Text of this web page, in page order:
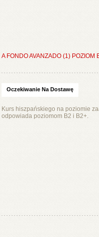
A FONDO AVANZADO (1) POZIOM
Oczekiwanie Na Dostawę
Kurs hiszpańskiego na poziomie
odpowiada poziomom B2 i B2+.